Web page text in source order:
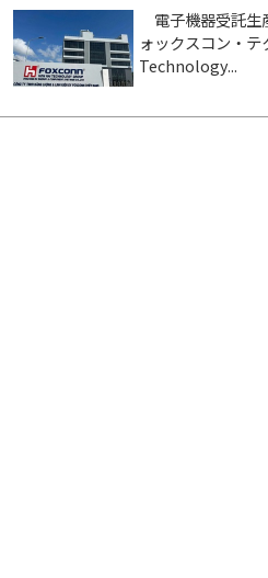
電子機器受託生
ォックスコン・
Technology...